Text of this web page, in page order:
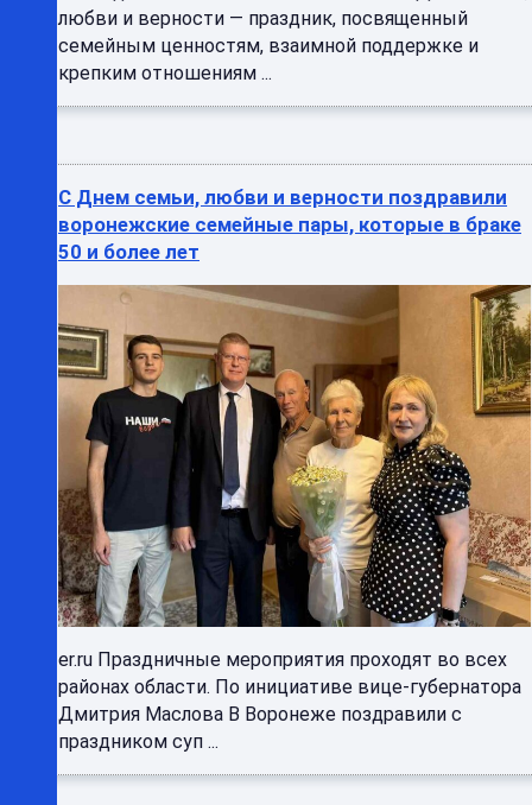
любви и верности — праздник, посвященный
семейным ценностям, взаимной поддержке и
крепким отношениям ...
С Днем семьи, любви и верности поздравили
воронежские семейные пары, которые в браке
50 и более лет
er.ru Праздничные мероприятия проходят во всех
районах области. По инициативе вице-губернатора
Дмитрия Маслова В Воронеже поздравили с
праздником суп ...